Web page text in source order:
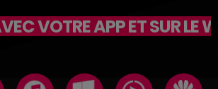
VOTRE APP ET SUR LE